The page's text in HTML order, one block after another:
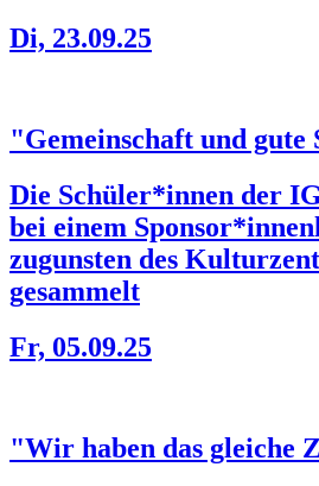
Di, 23.09.25
"Gemeinschaft und
Die Schüler*innen der
bei einem
zugunsten des
gesammelt
Fr, 05.09.25
"Wir haben das gleiche